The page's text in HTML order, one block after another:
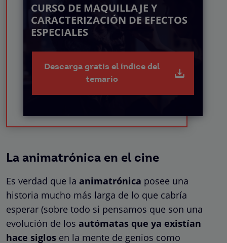
CURSO DE MAQUILLAJE Y
CARACTERIZACIÓN DE EFECTOS
ESPECIALES
Descarga gratis el índice del
temario
La animatrónica en el cine
Es verdad que la animatrónica posee una
historia mucho más larga de lo que cabría
esperar (sobre todo si pensamos que son una
evolución de los autómatas que ya existían
hace siglos en la mente de genios como